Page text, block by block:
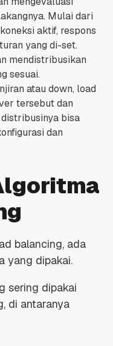
Mulai dari
aktif, respons
yang di-set.
mendistribusikan
sesuai.
atau down, load
tersebut dan
bisa
dan
balancing, ada
yang dipakai.
sering dipakai
di antaranya